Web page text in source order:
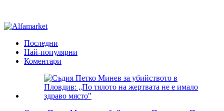
Последни
Най-популярни
Коментари